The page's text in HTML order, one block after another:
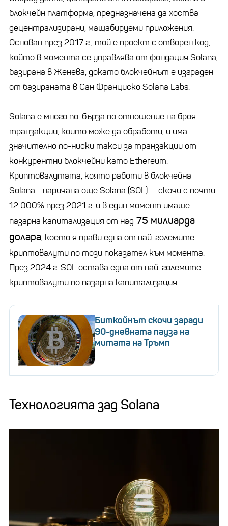
блокчейн платформа, предназначена да хоства
децентрализирани, мащабируеми приложения.
Основан през 2017 г., той е проект с отворен код,
който в момента се управлява от фондация Solana,
базирана в Женева, докато блокчейнът е изграден
от базираната в Сан Франциско Solana Labs.
Solana е много по-бърза по отношение на броя
транзакции, които може да обработи, и има
значително по-ниски такси за транзакции от
конкурентни блокчейни като Ethereum.
Криптовалутата, която работи в блокчейна
Solana - наричана още Solana (SOL) — скочи с почти
12 000% през 2021 г. и в един момент имаше
пазарна капитализация от над 75 милиарда
долара, което я прави една от най-големите
криптовалути по този показател към момента.
През 2024 г. SOL остава една от най-големите
криптовалути по пазарна капитализация.
Биткойнът скочи заради
90-дневната пауза на
митата на Тръмп
Технологията зад Solana